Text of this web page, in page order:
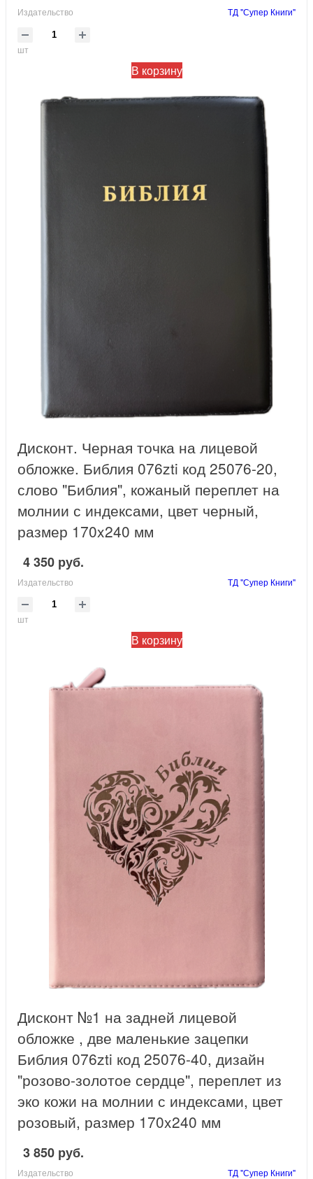
Издательство ТД "Супер Книги"
шт
В корзину
Дисконт. Черная точка на лицевой
обложке. Библия 076zti код 25076-20,
слово "Библия", кожаный переплет на
молнии с индексами, цвет черный,
размер 170x240 мм
4 350 руб.
Издательство ТД "Супер Книги"
шт
В корзину
Дисконт №1 на задней лицевой
обложке , две маленькие зацепки
Библия 076zti код 25076-40, дизайн
"розово-золотое сердце", переплет из
эко кожи на молнии с индексами, цвет
розовый, размер 170x240 мм
3 850 руб.
Издательство ТД "Супер Книги"